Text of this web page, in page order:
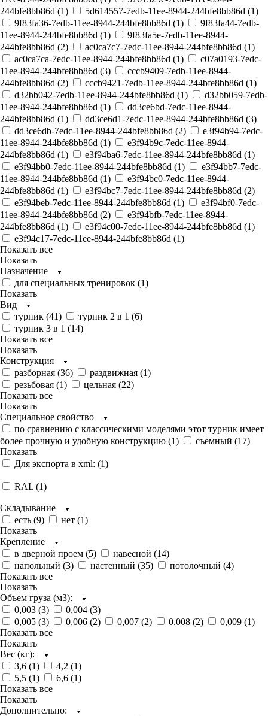
244bfe8bb86d (1) 5d614557-7edb-11ee-8944-244bfe8bb86d (1)
9f83fa36-7edb-11ee-8944-244bfe8bb86d (1)
9f83fa44-7edb-
11ee-8944-244bfe8bb86d (1)
9f83fa5e-7edb-11ee-8944-
244bfe8bb86d (2) ac0ca7c7-7edc-11ee-8944-244bfe8bb86d (1)
ac0ca7ca-7edc-11ee-8944-244bfe8bb86d (1)
c07a0193-7edc-
11ee-8944-244bfe8bb86d (3)
cccb9409-7edb-11ee-8944-
244bfe8bb86d (2) cccb9421-7edb-11ee-8944-244bfe8bb86d (1)
d32bb042-7edb-11ee-8944-244bfe8bb86d (1)
d32bb059-7edb-
11ee-8944-244bfe8bb86d (1)
dd3ce6bd-7edc-11ee-8944-
244bfe8bb86d (1) dd3ce6d1-7edc-11ee-8944-244bfe8bb86d (3)
dd3ce6db-7edc-11ee-8944-244bfe8bb86d (2)
e3f94b94-7edc-
11ee-8944-244bfe8bb86d (1)
e3f94b9c-7edc-11ee-8944-
244bfe8bb86d (1) e3f94ba6-7edc-11ee-8944-244bfe8bb86d (1)
e3f94bb0-7edc-11ee-8944-244bfe8bb86d (1)
e3f94bb7-7edc-
11ee-8944-244bfe8bb86d (1)
e3f94bc0-7edc-11ee-8944-
244bfe8bb86d (1) e3f94bc7-7edc-11ee-8944-244bfe8bb86d (2)
e3f94beb-7edc-11ee-8944-244bfe8bb86d (1)
e3f94bf0-7edc-
11ee-8944-244bfe8bb86d (2)
e3f94bfb-7edc-11ee-8944-
244bfe8bb86d (1) e3f94c00-7edc-11ee-8944-244bfe8bb86d (1)
e3f94c17-7edc-11ee-8944-244bfe8bb86d (1)
Показать все
Показать
Назначение
для специальных тренировок (1)
Показать
Вид
турник (41) турник 2 в 1 (6)
турник 3 в 1 (14)
Показать все
Показать
Конструкция
разборная (36) раздвижная (1)
резьбовая (1) цельная (22)
Показать все
Показать
Специальное свойство
по сравнению с классическими моделями этот турник имеет
более прочную и удобную конструкцию (1) съемный (17)
Показать
Для экспорта в xml: (1)
RAL (1)
Складывание
есть (9) нет (1)
Показать
Крепление
в дверной проем (5) навесной (14)
напольный (3) настенный (35) потолочный (4)
Показать все
Показать
Объем груза (м3):
0,003 (3) 0,004 (3)
0,005 (3) 0,006 (2) 0,007 (2) 0,008 (2) 0,009 (1)
Показать все
Показать
Вес (кг):
3,6 (1) 4,2 (1)
5,5 (1) 6,6 (1)
Показать все
Показать
Дополнительно: